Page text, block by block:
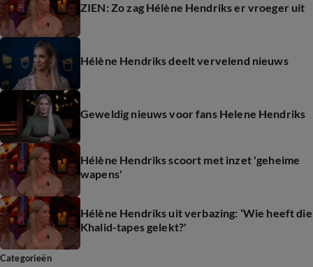
ZIEN: Zo zag Hélène Hendriks er vroeger uit
Hélène Hendriks deelt vervelend nieuws
Geweldig nieuws voor fans Helene Hendriks
Hélène Hendriks scoort met inzet 'geheime
wapens'
Hélène Hendriks uit verbazing: ‘Wie heeft die
Khalid-tapes gelekt?'
Categorieën